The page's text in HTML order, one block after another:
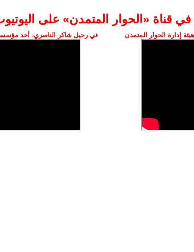
قناة ‫«الحوار المتمدن» على
إدارة الحوار المتمدن في رحيل شاكر الناصري، أحد